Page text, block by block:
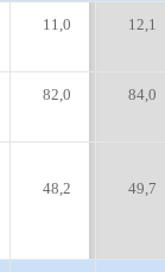
11,0 12,1
82,0 84,0
48,2 49,7